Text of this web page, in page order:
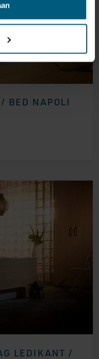
BED NAPOLI
LEDIKANT /